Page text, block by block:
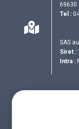
69630
Tel :
SAS
Siret :
Intra :